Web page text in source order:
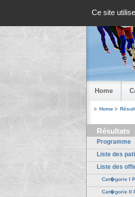
Ce site
Home
Home
Résultats
Programme
Liste des
Liste des
Cat�gorie I
Cat�gorie II